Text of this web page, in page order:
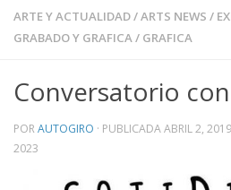
ARTE Y ACTUALIDAD/ARTS NEWS /
GRABADO Y GRAFICA/ GRAFICA
Conversatorio
PORAUTOGIRO · PUBLICADAABRIL 2, 2019
2023